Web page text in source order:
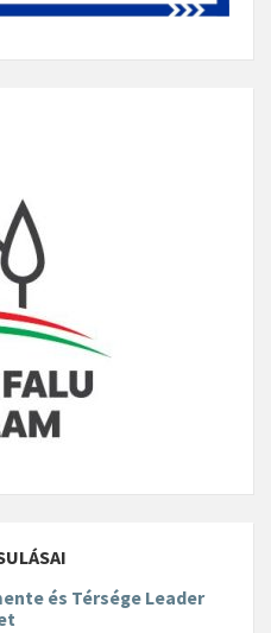
és Térsége Leader